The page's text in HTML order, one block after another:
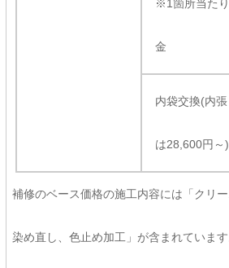
※1箇所当た
金
内袋交換(内
は28,600円～)
補修のベース価格の施工内容には「クリー
染め直し、色止め加工」が含まれています